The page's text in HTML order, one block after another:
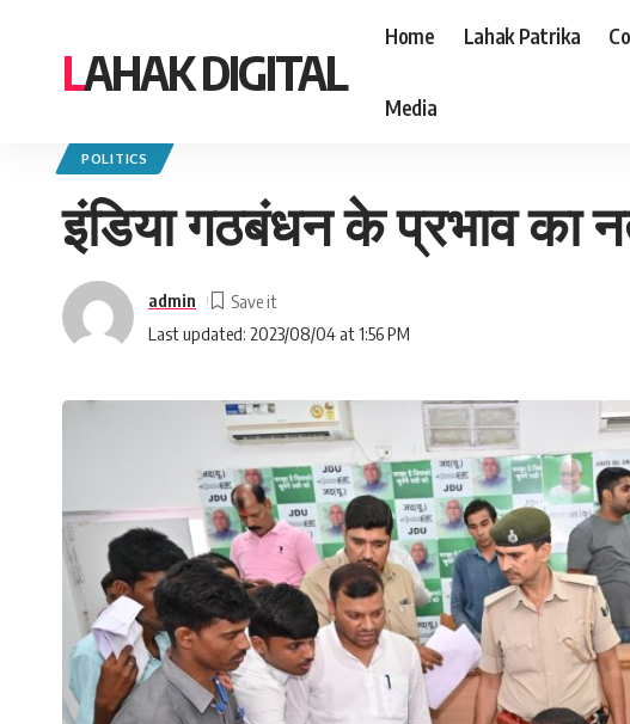
LAHAK DIGITAL
Home Lahak Patrika
Media
इंडिया गठबंधन के प्रभाव का नतीजा है एनडीए की बैठक : संजय झा
POLITICS
इंडिया गठबंधन के प्रभाव का
Last updated: 2023/08/04 at 1:56 PM
admin